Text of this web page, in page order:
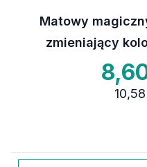
Matowy
zmieniający
10,58